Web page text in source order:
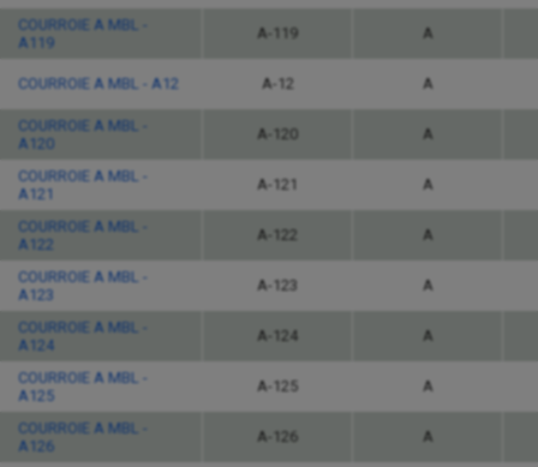
COURROIE A MBL -
A119
A-119 A
COURROIE A MBL - A12 A-12 A
COURROIE A MBL -
A120
A-120 A
COURROIE A MBL -
A121
A-121 A
COURROIE A MBL -
A122
A-122 A
COURROIE A MBL -
A123
A-123 A
COURROIE A MBL -
A124
A-124 A
COURROIE A MBL -
A125
A-125 A
COURROIE A MBL -
A126
A-126 A